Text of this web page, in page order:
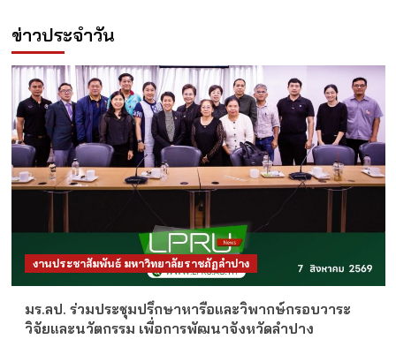
ข่าวประจำวัน
งานประชาสัมพันธ์ มหาวิทยาลัยราชภัฏลำปาง
มร.ลป. ร่วมประชุมปรึกษาหารือและวิพากษ์กรอบวาระ
วิจัยและนวัตกรรม เพื่อการพัฒนาจังหวัดลำปาง